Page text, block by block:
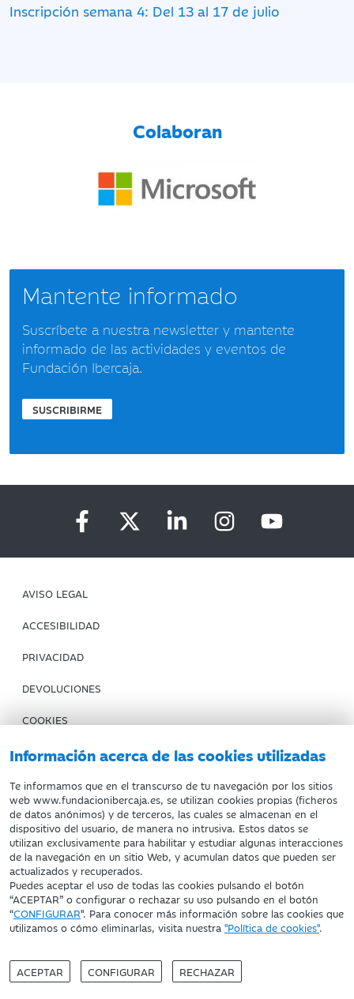
Información acerca de las cookies utilizadas
Te informamos que en el transcurso de tu navegación por los sitios
web www.fundacionibercaja.es, se utilizan cookies propias (ficheros
de datos anónimos) y de terceros, las cuales se almacenan en el
dispositivo del usuario, de manera no intrusiva. Estos datos se
utilizan exclusivamente para habilitar y estudiar algunas interacciones
de la navegación en un sitio Web, y acumulan datos que pueden ser
actualizados y recuperados.
Puedes aceptar el uso de todas las cookies pulsando el botón
“ACEPTAR” o configurar o rechazar su uso pulsando en el botón
“CONFIGURAR". Para conocer más información sobre las cookies que
utilizamos o cómo eliminarlas, visita nuestra "Política de cookies".
ACEPTAR CONFIGURAR RECHAZAR
Inscripción semana 4: Del 13 al 17 de julio
Colaboran
Mantente informado
Suscríbete a nuestra newsletter y mantente
informado de las actividades y eventos de
Fundación Ibercaja.
SUSCRIBIRME
AVISO LEGAL
ACCESIBILIDAD
PRIVACIDAD
DEVOLUCIONES
COOKIES
CONDICIONES DE COMPRA
IBERCAJA BANCO
Fundación Bancaria Ibercaja. C.I.F. G-50000652.
Inscrita en el Registro de Fundaciones del Mº de Educación,
Cultura y Deporte con el nº 1689.
Domicilio social: Joaquín Costa, 13. 50001 Zaragoza.